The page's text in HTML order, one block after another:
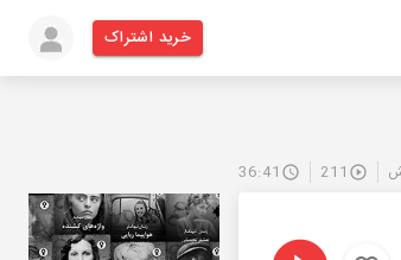
خرید اشتراک
211
36:41